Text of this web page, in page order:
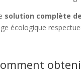
solution complète
écologique